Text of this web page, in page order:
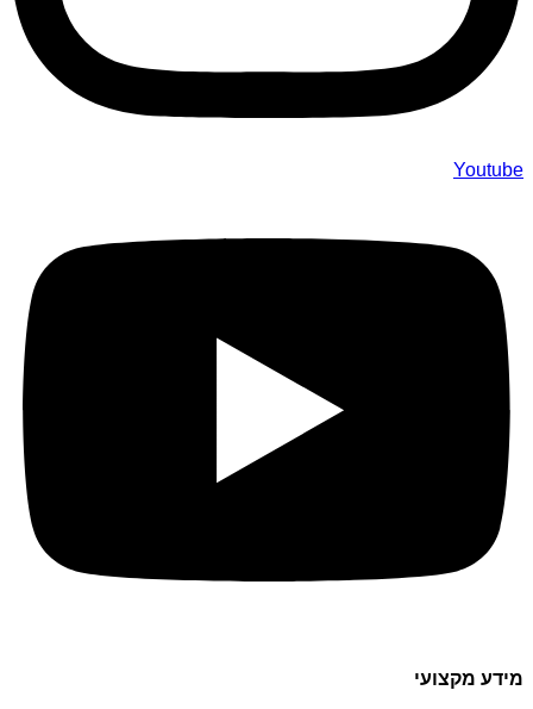
Youtube
מידע מקצועי